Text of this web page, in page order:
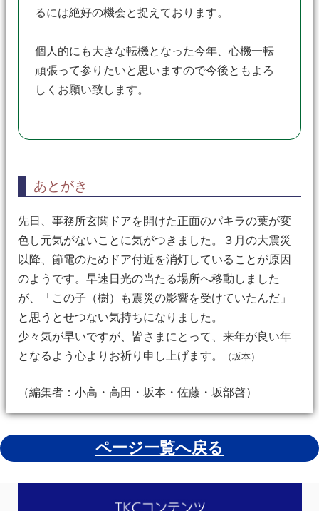
るには絶好の機会と捉えております。
個人的にも大きな転機となった今年、心機一転
頑張って参りたいと思いますので今後ともよろ
しくお願い致します。
あとがき
先日、事務所玄関ドアを開けた正面のパキラの葉が変
色し元気がないことに気がつきました。３月の大震災
以降、節電のためドア付近を消灯していることが原因
のようです。早速日光の当たる場所へ移動しました
が、「この子（樹）も震災の影響を受けていたんだ」
と思うとせつない気持ちになりました。
少々気が早いですが、皆さまにとって、来年が良い年
となるよう心よりお祈り申し上げます。
（坂本）
（編集者：小高・高田・坂本・佐藤・坂部啓）
ページ一覧へ戻る